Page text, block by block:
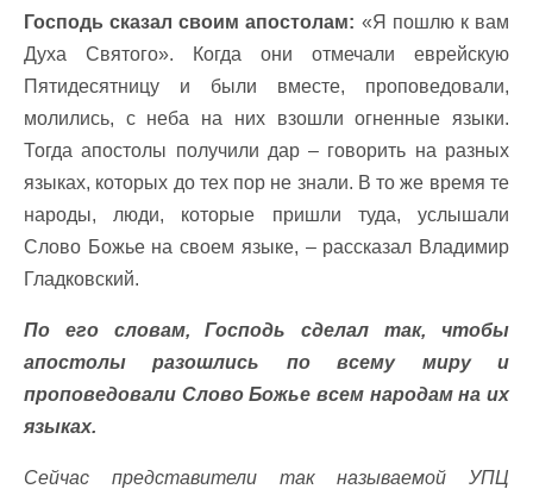
Господь сказал своим апостолам: «Я пошлю к вам
Духа Святого». Когда они отмечали еврейскую
Пятидесятницу и были вместе, проповедовали,
молились, с неба на них взошли огненные языки.
Тогда апостолы получили дар – говорить на разных
языках, которых до тех пор не знали. В то же время те
народы, люди, которые пришли туда, услышали
Слово Божье на своем языке, – рассказал Владимир
Гладковский.
По его словам, Господь сделал так, чтобы
апостолы разошлись по всему миру и
проповедовали Слово Божье всем народам на их
языках.
Сейчас представители так называемой УПЦ